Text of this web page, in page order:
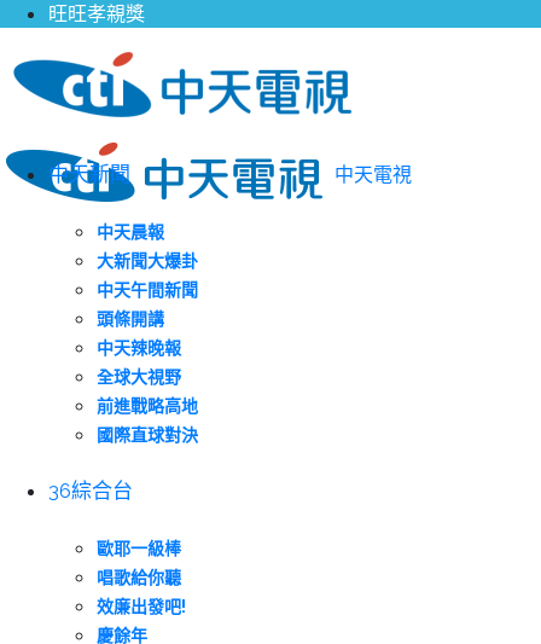
旺旺孝親獎
中天電視
中天新聞
中天晨報
大新聞大爆卦
中天午間新聞
頭條開講
中天辣晚報
全球大視野
前進戰略高地
國際直球對決
36綜合台
歐耶一級棒
唱歌給你聽
效廉出發吧!
慶餘年